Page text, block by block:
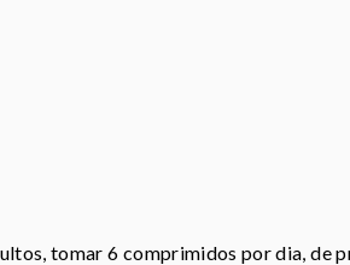
tomar 6 comprimidos por dia, de